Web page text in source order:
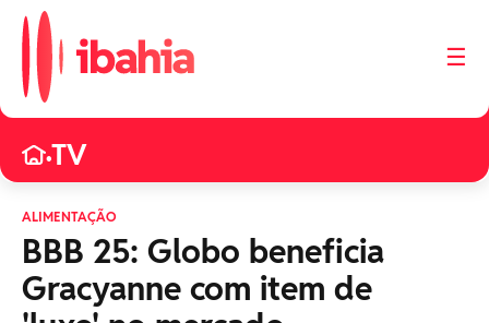
☰
•TV
ALIMENTAÇÃO
BBB 25: Globo beneficia
Gracyanne com item de